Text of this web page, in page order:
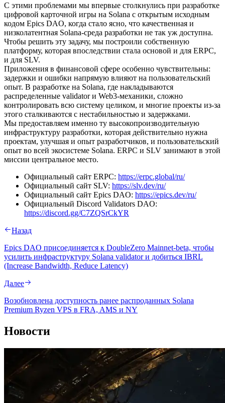
С этими проблемами мы впервые столкнулись при разработке
цифровой карточной игры на Solana с открытым исходным
кодом Epics DAO, когда стало ясно, что качественная и
низколатентная Solana-среда разработки не так уж доступна.
Чтобы решить эту задачу, мы построили собственную
платформу, которая впоследствии стала основой и для ERPC,
и для SLV.
Приложения в финансовой сфере особенно чувствительны:
задержки и ошибки напрямую влияют на пользовательский
опыт. В разработке на Solana, где накладываются
распределенные validator и Web3-механики, сложно
контролировать всю систему целиком, и многие проекты из-за
этого сталкиваются с нестабильностью и задержками.
Мы предоставляем именно ту высокопроизводительную
инфраструктуру разработки, которая действительно нужна
проектам, улучшая и опыт разработчиков, и пользовательский
опыт во всей экосистеме Solana. ERPC и SLV занимают в этой
миссии центральное место.
Официальный сайт ERPC: https://erpc.global/ru/
Официальный сайт SLV: https://slv.dev/ru/
Официальный сайт Epics DAO: https://epics.dev/ru/
Официальный Discord Validators DAO:
https://discord.gg/C7ZQSrCkYR
Назад
Epics DAO присоединяется к DoubleZero Mainnet-beta, чтобы
усилить инфраструктуру Solana validator и добиться IBRL
(Increase Bandwidth, Reduce Latency)
Далее
Возобновлена доступность ранее распроданных Solana
Premium Ryzen VPS в FRA, AMS и NY
Новости